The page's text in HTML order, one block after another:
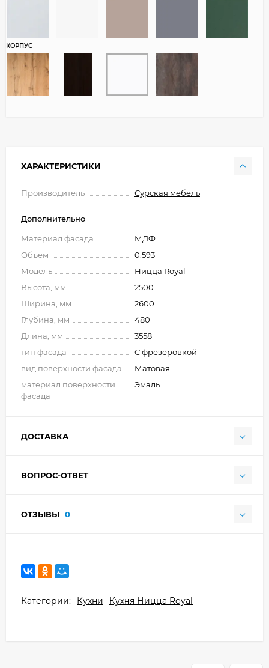
КОРПУС
ХАРАКТЕРИСТИКИ
Производитель Сурская мебель
Дополнительно
Материал фасада
МДФ
Объем
0.593
Модель
Ницца Royal
Высота, мм
2500
Ширина, мм
2600
Глубина, мм
480
Длина, мм
3558
тип фасада
С фрезеровкой
вид поверхности фасада
Матовая
материал поверхности
фасада
Эмаль
ДОСТАВКА
ВОПРОС-ОТВЕТ
ОТЗЫВЫ 0
Категории: Кухни Кухня Ницца Royal